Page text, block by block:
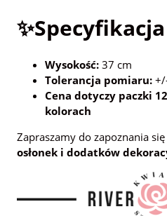
Wysokość: 37 cm
Tolerancja pomiaru:
Cena dotyczy paczki
kolorach
Zapraszamy do zapoznania
osłonek i dodatków